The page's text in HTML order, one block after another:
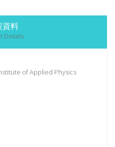
資料
Details
of Applied Physics